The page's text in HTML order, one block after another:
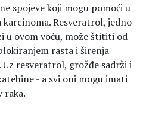
spojeve koji mogu pomoći u
Resveratrol, jedno
u ovom voću, može štititi od
rasta i širenja
resveratrol, grožđe sadrži i
- a svi oni mogu imati
raka.